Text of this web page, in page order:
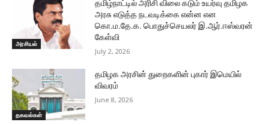
அரசியல்
தமிழ்நாட்டில் அரிசி விலை கடும் உயர்வு தமிழக
அரசு எடுத்த நடவடிக்கை என்ன என
கொ.ம.தே.க. பொதுச்செயலர் இ.ஆர்.ஈஸ்வரன்
கேள்வி
July 2, 2026
தகவல்கள்
தமிழக அரசின் துறைகளின் புகார் இமெயில்
விவரம்
June 8, 2026